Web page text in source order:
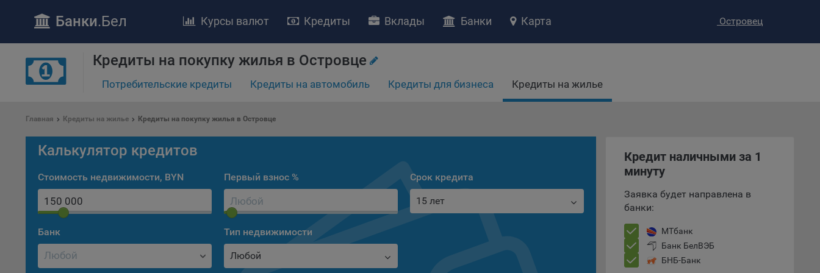
ПОЛОЖЕНИЕ «О политике обработки файлов cookie»
ответственно подходит к соблюдению прав субъектов персональных данных.
Утверждение положения о политике обработки файлов cookie (далее –
«Политика»
) является одной из принимаемых Обществом мер по защите
персональных данных, предусмотренных статьей 17 Закона Республики
Беларусь от 7 мая 2021 г. № 99-З «О защите персональных данных» (далее –
Политика разъясняет субъектам персональных данных, которые
Банки.Бел Островец
Курсы валют Кредиты Вклады Банки Карта
Кредиты на покупку жилья в Островце
Потребительские кредиты Кредиты на автомобиль Кредиты для бизнеса Кредиты на жилье
Главная Кредиты на жилье Кредиты на покупку жилья в Островце
Калькулятор кредитов
Стоимость недвижимости, BYN Первый взнос % Срок кредита
15 лет
Банк Тип недвижимости
Любой
Кредит наличными за 1
минуту
Заявка будет направлена в
банки:
МТбанк
Банк БелВЭБ
БНБ-Банк